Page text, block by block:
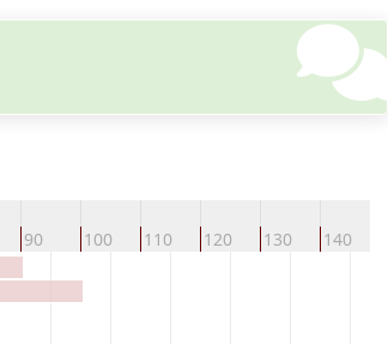
90 100 110 120 130 140